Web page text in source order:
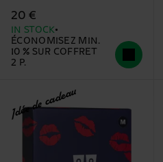
20 €
IN STOCK
ÉCONOMISEZ MIN.
10 % SUR COFFRET
2 P.
Idée de cadeau